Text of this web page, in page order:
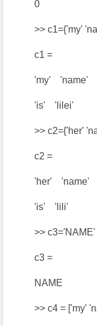
0
>> c1={'my'
c1 =
'my' 'name'
'is' 'lilei'
>> c2={'her'
c2 =
'her' 'name'
'is' 'lili'
>> c3='NAME'
c3 =
NAME
>> c4 = ['my'